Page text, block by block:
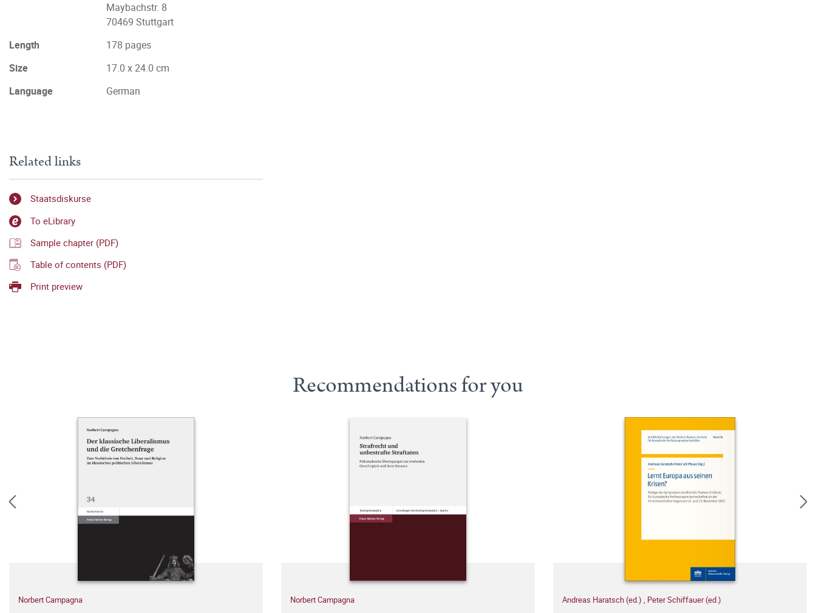
Maybachstr. 8
70469 Stuttgart
Length
178 pages
Size
17.0 x 24.0 cm
Language
German
Related links
Staatsdiskurse
To eLibrary
Sample chapter (PDF)
Table of contents (PDF)
Print preview
Recommendations for you
Norbert Campagna Norbert Campagna Andreas Haratsch (ed.) , Peter Schiffauer (ed.)